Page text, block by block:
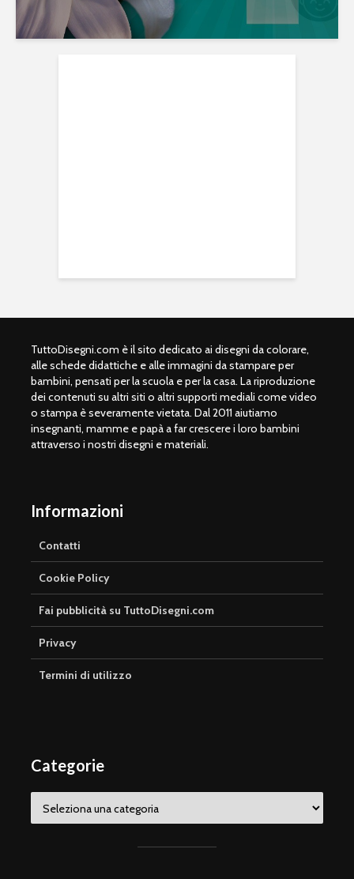
TuttoDisegni.com è il sito dedicato ai disegni da colorare,
alle schede didattiche e alle immagini da stampare per
bambini, pensati per la scuola e per la casa. La riproduzione
dei contenuti su altri siti o altri supporti mediali come video
o stampa è severamente vietata. Dal 2011 aiutiamo
insegnanti, mamme e papà a far crescere i loro bambini
attraverso i nostri disegni e materiali.
Informazioni
Contatti
Cookie Policy
Fai pubblicità su TuttoDisegni.com
Privacy
Termini di utilizzo
Categorie